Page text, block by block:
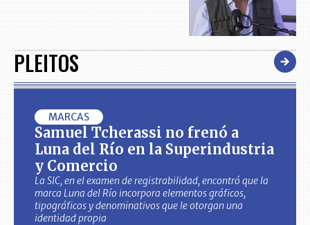
PLEITOS
MARCAS
Samuel Tcherassi no frenó a
Luna del Río en la Superindustria
y Comercio
La SIC, en el examen de registrabilidad, encontró que la
marca Luna del Río incorpora elementos gráficos,
tipográficos y denominativos que le otorgan una
identidad propia